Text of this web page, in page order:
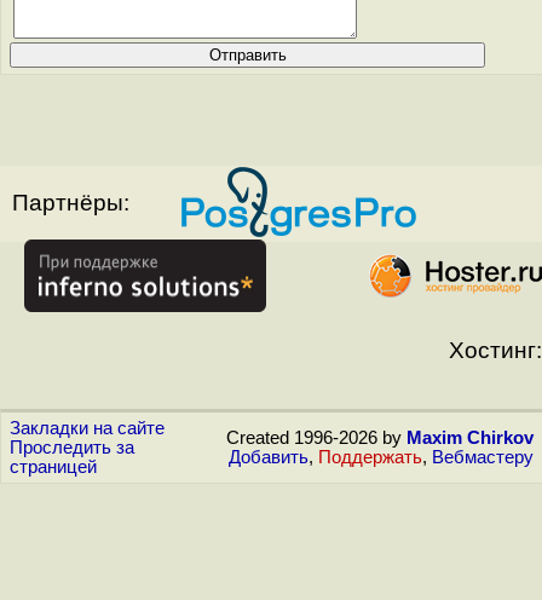
Партнёры:
Хостинг:
Закладки на сайте
Проследить за
страницей
Created 1996-2026 by Maxim Chirkov
Добавить, Поддержать, Вебмастеру